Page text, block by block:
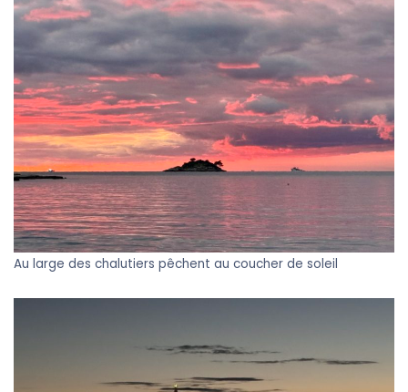
Au large des chalutiers pêchent au coucher de soleil